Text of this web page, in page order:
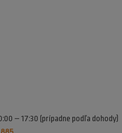
– 17:30 (prípadne podľa dohody)